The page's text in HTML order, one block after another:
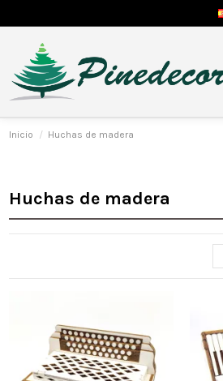
Inicio Huchas de madera
Huchas de madera